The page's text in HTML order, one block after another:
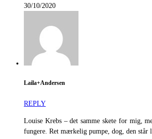
30/10/2020
Laila+Andersen
REPLY
Louise Krebs – det samme skete for mig,
fungere. Ret mærkelig pumpe, dog, den står